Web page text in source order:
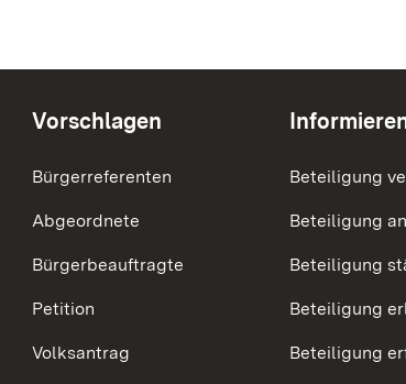
Vorschlagen
Bürgerreferenten
Abgeordnete
Bürgerbeauftragte
Petition
Volksantrag
Beteiligung
Beteiligung
Beteiligung
Beteiligung
Beteiligung